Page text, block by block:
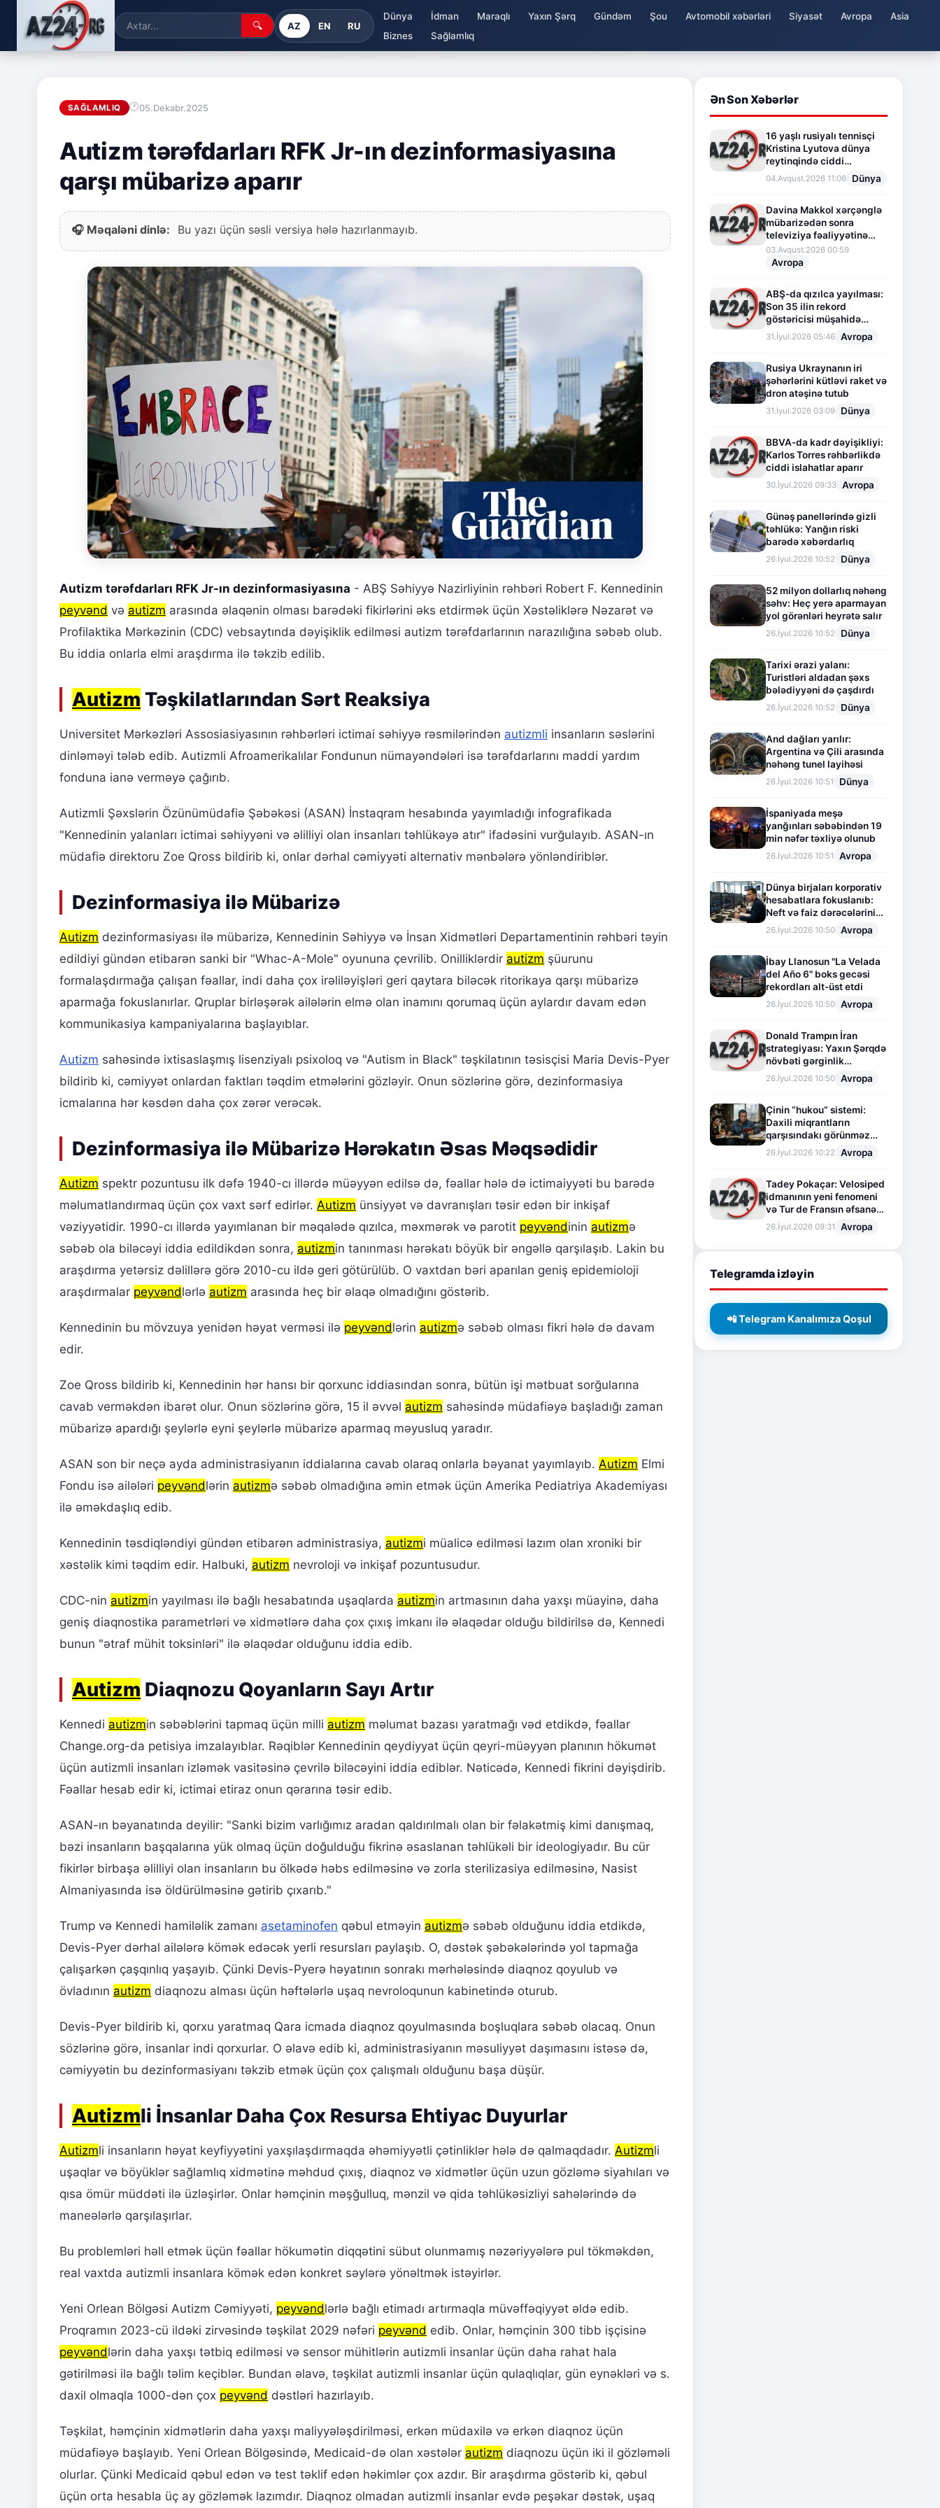
🔍 AZ EN RU
Dünya İdman Maraqlı Yaxın Şərq Gündəm Şou Avtomobil xəbərləri Siyasət Avropa
Asia
Biznes
Sağlamlıq
SAĞLAMLIQ 05.Dekabr.2025
Autizm tərəfdarları RFK Jr-ın dezinformasiyasına
qarşı mübarizə aparır
🎧 Məqaləni dinlə: Bu yazı üçün səsli versiya hələ hazırlanmayıb.
Autizm tərəfdarları RFK Jr-ın dezinformasiyasına - ABŞ Səhiyyə Nazirliyinin rəhbəri Robert F. Kennedinin
peyvənd və autizm arasında əlaqənin olması barədəki fikirlərini əks etdirmək üçün Xəstəliklərə Nəzarət və
Profilaktika Mərkəzinin (CDC) vebsaytında dəyişiklik edilməsi autizm tərəfdarlarının narazılığına səbəb olub.
Bu iddia onlarla elmi araşdırma ilə təkzib edilib.
Autizm Təşkilatlarından Sərt Reaksiya
Universitet Mərkəzləri Assosiasiyasının rəhbərləri ictimai səhiyyə rəsmilərindən autizmli insanların səslərini
dinləməyi tələb edib. Autizmli Afroamerikalılar Fondunun nümayəndələri isə tərəfdarlarını maddi yardım
fonduna ianə verməyə çağırıb.
Autizmli Şəxslərin Özünümüdafiə Şəbəkəsi (ASAN) İnstaqram hesabında yayımladığı infografikada
"Kennedinin yalanları ictimai səhiyyəni və əlilliyi olan insanları təhlükəyə atır" ifadəsini vurğulayıb. ASAN-ın
müdafiə direktoru Zoe Qross bildirib ki, onlar dərhal cəmiyyəti alternativ mənbələrə yönləndiriblər.
Dezinformasiya ilə Mübarizə
Autizm dezinformasiyası ilə mübarizə, Kennedinin Səhiyyə və İnsan Xidmətləri Departamentinin rəhbəri təyin
edildiyi gündən etibarən sanki bir "Whac-A-Mole" oyununa çevrilib. Onilliklərdir autizm şüurunu
formalaşdırmağa çalışan fəallar, indi daha çox irəliləyişləri geri qaytara biləcək ritorikaya qarşı mübarizə
aparmağa fokuslanırlar. Qruplar birləşərək ailələrin elmə olan inamını qorumaq üçün aylardır davam edən
kommunikasiya kampaniyalarına başlayıblar.
Autizm sahəsində ixtisaslaşmış lisenziyalı psixoloq və "Autism in Black" təşkilatının təsisçisi Maria Devis-Pyer
bildirib ki, cəmiyyət onlardan faktları təqdim etmələrini gözləyir. Onun sözlərinə görə, dezinformasiya
icmalarına hər kəsdən daha çox zərər verəcək.
Dezinformasiya ilə Mübarizə Hərəkatın Əsas Məqsədidir
Autizm spektr pozuntusu ilk dəfə 1940-cı illərdə müəyyən edilsə də, fəallar hələ də ictimaiyyəti bu barədə
məlumatlandırmaq üçün çox vaxt sərf edirlər. Autizm ünsiyyət və davranışları təsir edən bir inkişaf
vəziyyətidir. 1990-cı illərdə yayımlanan bir məqalədə qızılca, məxmərək və parotit peyvəndinin autizmə
səbəb ola biləcəyi iddia edildikdən sonra, autizmin tanınması hərəkatı böyük bir əngəllə qarşılaşıb. Lakin bu
araşdırma yetərsiz dəlillərə görə 2010-cu ildə geri götürülüb. O vaxtdan bəri aparılan geniş epidemioloji
araşdırmalar peyvəndlərlə autizm arasında heç bir əlaqə olmadığını göstərib.
Kennedinin bu mövzuya yenidən həyat verməsi ilə peyvəndlərin autizmə səbəb olması fikri hələ də davam
edir.
Zoe Qross bildirib ki, Kennedinin hər hansı bir qorxunc iddiasından sonra, bütün işi mətbuat sorğularına
cavab verməkdən ibarət olur. Onun sözlərinə görə, 15 il əvvəl autizm sahəsində müdafiəyə başladığı zaman
mübarizə apardığı şeylərlə eyni şeylərlə mübarizə aparmaq məyusluq yaradır.
ASAN son bir neçə ayda administrasiyanın iddialarına cavab olaraq onlarla bəyanat yayımlayıb. Autizm Elmi
Fondu isə ailələri peyvəndlərin autizmə səbəb olmadığına əmin etmək üçün Amerika Pediatriya Akademiyası
ilə əməkdaşlıq edib.
Kennedinin təsdiqləndiyi gündən etibarən administrasiya, autizmi müalicə edilməsi lazım olan xroniki bir
xəstəlik kimi təqdim edir. Halbuki, autizm nevroloji və inkişaf pozuntusudur.
CDC-nin autizmin yayılması ilə bağlı hesabatında uşaqlarda autizmin artmasının daha yaxşı müayinə, daha
geniş diaqnostika parametrləri və xidmətlərə daha çox çıxış imkanı ilə əlaqədar olduğu bildirilsə də, Kennedi
bunun "ətraf mühit toksinləri" ilə əlaqədar olduğunu iddia edib.
Autizm Diaqnozu Qoyanların Sayı Artır
Kennedi autizmin səbəblərini tapmaq üçün milli autizm məlumat bazası yaratmağı vəd etdikdə, fəallar
Change.org-da petisiya imzalayıblar. Rəqiblər Kennedinin qeydiyyat üçün qeyri-müəyyən planının hökumət
üçün autizmli insanları izləmək vasitəsinə çevrilə biləcəyini iddia ediblər. Nəticədə, Kennedi fikrini dəyişdirib.
Fəallar hesab edir ki, ictimai etiraz onun qərarına təsir edib.
ASAN-ın bəyanatında deyilir: "Sanki bizim varlığımız aradan qaldırılmalı olan bir fəlakətmiş kimi danışmaq,
bəzi insanların başqalarına yük olmaq üçün doğulduğu fikrinə əsaslanan təhlükəli bir ideologiyadır. Bu cür
fikirlər birbaşa əlilliyi olan insanların bu ölkədə həbs edilməsinə və zorla sterilizasiya edilməsinə, Nasist
Almaniyasında isə öldürülməsinə gətirib çıxarıb."
Trump və Kennedi hamiləlik zamanı asetaminofen qəbul etməyin autizmə səbəb olduğunu iddia etdikdə,
Devis-Pyer dərhal ailələrə kömək edəcək yerli resursları paylaşıb. O, dəstək şəbəkələrində yol tapmağa
çalışarkən çaşqınlıq yaşayıb. Çünki Devis-Pyerə həyatının sonrakı mərhələsində diaqnoz qoyulub və
övladının autizm diaqnozu alması üçün həftələrlə uşaq nevroloqunun kabinetində oturub.
Devis-Pyer bildirib ki, qorxu yaratmaq Qara icmada diaqnoz qoyulmasında boşluqlara səbəb olacaq. Onun
sözlərinə görə, insanlar indi qorxurlar. O əlavə edib ki, administrasiyanın məsuliyyət daşımasını istəsə də,
cəmiyyətin bu dezinformasiyanı təkzib etmək üçün çox çalışmalı olduğunu başa düşür.
Autizmli İnsanlar Daha Çox Resursa Ehtiyac Duyurlar
Autizmli insanların həyat keyfiyyətini yaxşılaşdırmaqda əhəmiyyətli çətinliklər hələ də qalmaqdadır. Autizmli
uşaqlar və böyüklər sağlamlıq xidmətinə məhdud çıxış, diaqnoz və xidmətlər üçün uzun gözləmə siyahıları və
qısa ömür müddəti ilə üzləşirlər. Onlar həmçinin məşğulluq, mənzil və qida təhlükəsizliyi sahələrində də
maneələrlə qarşılaşırlar.
Bu problemləri həll etmək üçün fəallar hökumətin diqqətini sübut olunmamış nəzəriyyələrə pul tökməkdən,
real vaxtda autizmli insanlara kömək edən konkret səylərə yönəltmək istəyirlər.
Yeni Orlean Bölgəsi Autizm Cəmiyyəti, peyvəndlərlə bağlı etimadı artırmaqla müvəffəqiyyət əldə edib.
Proqramın 2023-cü ildəki zirvəsində təşkilat 2029 nəfəri peyvənd edib. Onlar, həmçinin 300 tibb işçisinə
peyvəndlərin daha yaxşı tətbiq edilməsi və sensor mühitlərin autizmli insanlar üçün daha rahat hala
gətirilməsi ilə bağlı təlim keçiblər. Bundan əlavə, təşkilat autizmli insanlar üçün qulaqlıqlar, gün eynəkləri və s.
daxil olmaqla 1000-dən çox peyvənd dəstləri hazırlayıb.
Təşkilat, həmçinin xidmətlərin daha yaxşı maliyyələşdirilməsi, erkən müdaxilə və erkən diaqnoz üçün
müdafiəyə başlayıb. Yeni Orlean Bölgəsində, Medicaid-də olan xəstələr autizm diaqnozu üçün iki il gözləməli
olurlar. Çünki Medicaid qəbul edən və test təklif edən həkimlər çox azdır. Bir araşdırma göstərib ki, qəbul
üçün orta hesabla üç ay gözləmək lazımdır. Diaqnoz olmadan autizmli insanlar evdə peşəkar dəstək, uşaq
Ən Son Xəbərlər
16 yaşlı rusiyalı tennisçi
Kristina Lyutova dünya
reytinqində ciddi
irəliləyişə imza atdı
04.Avqust.2026 11:06 Dünya
Davina Makkol xərçənglə
mübarizədən sonra
televiziya fəaliyyətinə
fasilə verir
03.Avqust.2026 00:59
Avropa
ABŞ-da qızılca yayılması:
Son 35 ilin rekord
göstəricisi müşahidə
olunur
31.İyul.2026 05:46 Avropa
Rusiya Ukraynanın iri
şəhərlərini kütləvi raket və
dron atəşinə tutub
31.İyul.2026 03:09 Dünya
BBVA-da kadr dəyişikliyi:
Karlos Torres rəhbərlikdə
ciddi islahatlar aparır
30.İyul.2026 09:33 Avropa
Günəş panellərində gizli
təhlükə: Yanğın riski
barədə xəbərdarlıq
26.İyul.2026 10:52 Dünya
52 milyon dollarlıq nəhəng
səhv: Heç yerə aparmayan
yol görənləri heyrətə salır
26.İyul.2026 10:52 Dünya
Tarixi ərazi yalanı:
Turistləri aldadan şəxs
bələdiyyəni də çaşdırdı
26.İyul.2026 10:52 Dünya
And dağları yarılır:
Argentina və Çili arasında
nəhəng tunel layihəsi
26.İyul.2026 10:51 Dünya
İspaniyada meşə
yanğınları səbəbindən 19
min nəfər təxliyə olunub
26.İyul.2026 10:51 Avropa
Dünya birjaları korporativ
hesabatlara fokuslanıb:
Neft və faiz dərəcələrinin
təsiri altında cari vəziyyət
26.İyul.2026 10:50 Avropa
İbay Llanosun "La Velada
del Año 6" boks gecəsi
rekordları alt-üst etdi
26.İyul.2026 10:50 Avropa
Donald Trampın İran
strategiyası: Yaxın Şərqdə
növbəti gərginlik
mərhələsi
26.İyul.2026 10:50 Avropa
Çinin “hukou” sistemi:
Daxili miqrantların
qarşısındakı görünməz
sədd
26.İyul.2026 10:22 Avropa
Tadey Pokaçar: Velosiped
idmanının yeni fenomeni
və Tur de Fransın əfsanəvi
səhifəsi
26.İyul.2026 09:31 Avropa
Telegramda izləyin
📲 Telegram Kanalımıza Qoşul